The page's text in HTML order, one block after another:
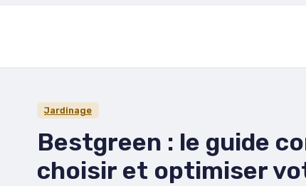
Jardinage
Bestgreen : le guide
choisir et optimiser